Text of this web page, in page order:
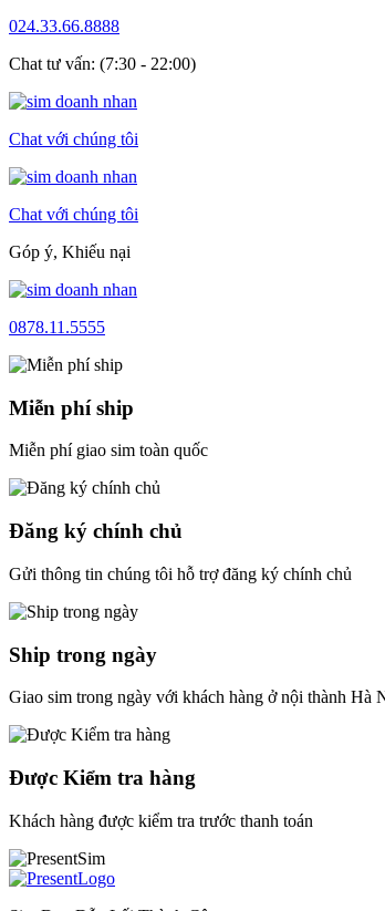
024.33.66.8888
Chat tư vấn: (7:30 - 22:00)
Chat với chúng tôi
Chat với chúng tôi
Góp ý, Khiếu nại
0878.11.5555
Miễn phí ship
Miễn phí giao sim toàn quốc
Đăng ký chính chủ
Gửi thông tin chúng tôi hỗ trợ đăng ký chính chủ
Ship trong ngày
Giao sim trong ngày với khách hàng ở nội thành Hà
Được Kiểm tra hàng
Khách hàng được kiểm tra trước thanh toán